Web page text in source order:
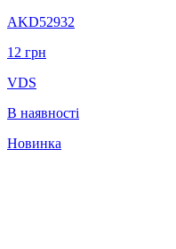
AKD52932
12 грн
VDS
В наявності
Новинка